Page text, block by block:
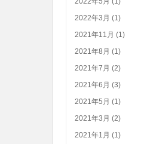
2022年3月 (1)
2021年11月 (1)
2021年8月 (1)
2021年7月 (2)
2021年6月 (3)
2021年5月 (1)
2021年3月 (2)
2021年1月 (1)